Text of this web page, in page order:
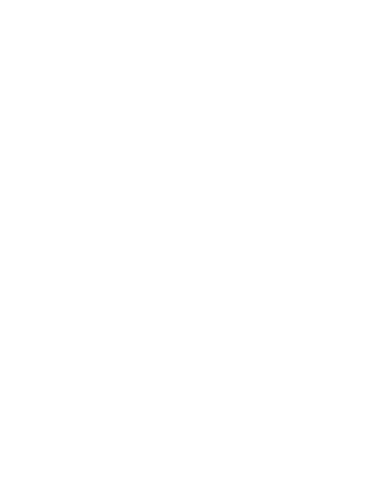
oblíbených hotelů
oblíbených hotelů